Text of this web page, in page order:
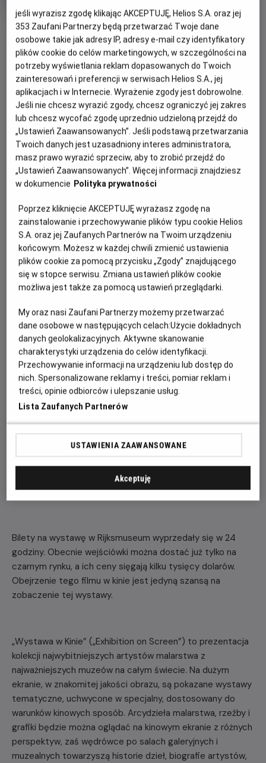
OBSERWUJ
rok
produkcji
PREMIERA
26 maja 2023
WIĘCEJ SZCZEGÓŁÓW
OPIS FILMU
Premierowy film z cyklu „Wystawa w Kinie” zaprasza
widzów na kinową wycieczkę po legendarnym
amsterdamskim Rijksmuseum, gdzie od 10 lutego do 4
czerwca 2023 roku ma miejsce największa w historii
wystawa arcydzieł Vermeera. Zostały na nią wypożyczone
mistrza. Przyjrzymy się w detalach między innymi:
„Dziewczynie z perłą”, „Geografowi”, „Mleczarce”
(„Dziewczynie nalewająca mleko”), „Uliczce”, „Pani piszącej
list i jej służącej” czy „Kobiecie z wagą”. Łącznie w jednym
miejscu zgromadzono aż 28 obrazów z około 37
przypisywanych Vermeerowi. Po wystawie oprowadzi nas
Nigdy nie było w historii wystawy, na której zgromadzono
aż taką ilość dzieł Vermeera. Obrazy sprowadzono z
muzeów rozsianych po całym świecie. Wypożyczono je
między innymi z Narodowej Galerii Sztuki w Waszyngtonie,
Irlandzkiej Galerii Narodowej w Dublinie czy Galerii Obrazów
Starych Mistrzów w Dreźnie, a także z prywatnych kolekcji.
Po raz pierwszy w historii galeria Frick Collection z Nowego
Jorku wypożyczyła trzy obrazy Vermeera, podkreśla to
i jej służąca”, „Przerwana lekcja muzyki” oraz „Oficer i
śmiejąca się dziewczyna”.
Bilety na wystawę w Rijksmuseum wyprzedały się w 24
godziny. Obecnie wejściówki można dostać już tylko na
czarnym rynku, a ich ceny sięgają kilku tysięcy dolarów.
Obejrzenie tego filmu w kinie jest jedyną szansą na
zobaczenie tej wystawy.
„Wystawa w Kinie” („Exhibition on Screen”) to prezentacja
kolekcji najwybitniejszych artystów malarstwa z
najważniejszych muzeów na całym świecie. Na dużym
ekranie, w znakomitej jakości obrazu, są pokazane wystawy
tematyczne, uchwycone w specjalny, dostosowany do
warunków kinowych sposób. Arcydzieła malarstwa, rzeźby i
grafiki będzie można oglądać na kinowym ekranie z różnych
perspektyw, zaś wędrówce po salach galeryjnych i
muzealnych towarzyszą historie dzieł, biografie artystów,
jeśli wyrazisz zgodę klikając AKCEPTUJĘ, Helios S.A. oraz jej
353 Zaufani Partnerzy będą przetwarzać Twoje dane
osobowe takie jak adresy IP, adresy e-mail czy identyfikatory
plików cookie do celów marketingowych, w szczególności na
potrzeby wyświetlania reklam dopasowanych do Twoich
zainteresowań i preferencji w serwisach Helios S.A., jej
aplikacjach i w Internecie. Wyrażenie zgody jest dobrowolne.
Jeśli nie chcesz wyrazić zgody, chcesz ograniczyć jej zakres
lub chcesz wycofać zgodę uprzednio udzieloną przejdź do
„Ustawień Zaawansowanych”. Jeśli podstawą przetwarzania
Twoich danych jest uzasadniony interes administratora,
masz prawo wyrazić sprzeciw, aby to zrobić przejdź do
„Ustawień Zaawansowanych”. Więcej informacji znajdziesz
w dokumencie Polityka prywatności
Poprzez kliknięcie AKCEPTUJĘ wyrażasz zgodę na
zainstalowanie i przechowywanie plików typu cookie Helios
S.A. oraz jej Zaufanych Partnerów na Twoim urządzeniu
końcowym. Możesz w każdej chwili zmienić ustawienia
plików cookie za pomocą przycisku „Zgody” znajdującego
się w stopce serwisu. Zmiana ustawień plików cookie
możliwa jest także za pomocą ustawień przeglądarki.
My oraz nasi Zaufani Partnerzy możemy przetwarzać
dane osobowe w następujących celach:Użycie dokładnych
danych geolokalizacyjnych. Aktywne skanowanie
charakterystyki urządzenia do celów identyfikacji.
Przechowywanie informacji na urządzeniu lub dostęp do
nich. Spersonalizowane reklamy i treści, pomiar reklam i
treści, opinie odbiorców i ulepszanie usług.
Lista Zaufanych Partnerów
USTAWIENIA ZAAWANSOWANE
Akceptuję